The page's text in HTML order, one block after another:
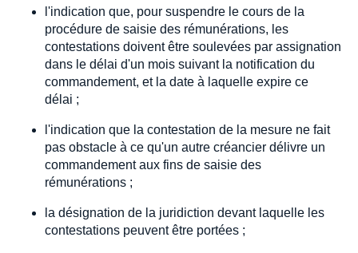
l'indication que, pour suspendre le cours de la
procédure de saisie des rémunérations, les
contestations doivent être soulevées par assignation
dans le délai d'un mois suivant la notification du
commandement, et la date à laquelle expire ce
délai ;
l'indication que la contestation de la mesure ne fait
pas obstacle à ce qu'un autre créancier délivre un
commandement aux fins de saisie des
rémunérations ;
la désignation de la juridiction devant laquelle les
contestations peuvent être portées ;